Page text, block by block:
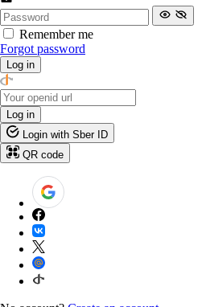
Remember me
Forgot password
Log in
Log in
Login with Sber ID
QR code